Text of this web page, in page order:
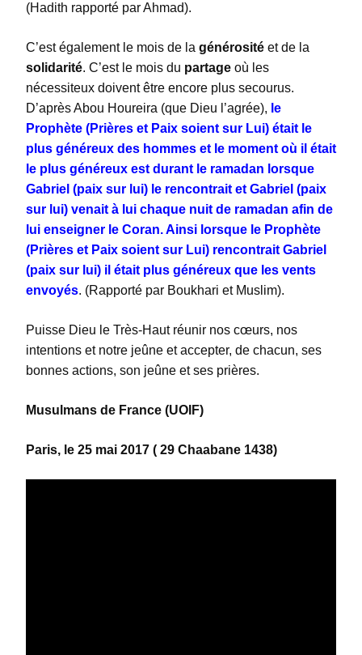
(Hadith rapporté par Ahmad).
C’est également le mois de la générosité et de la
solidarité. C’est le mois du partage où les
nécessiteux doivent être encore plus secourus.
D’après Abou Houreira (que Dieu l’agrée), le
Prophète (Prières et Paix soient sur Lui) était le
plus généreux des hommes et le moment où il était
le plus généreux est durant le ramadan lorsque
Gabriel (paix sur lui) le rencontrait et Gabriel (paix
sur lui) venait à lui chaque nuit de ramadan afin de
lui enseigner le Coran. Ainsi lorsque le Prophète
(Prières et Paix soient sur Lui) rencontrait Gabriel
(paix sur lui) il était plus généreux que les vents
envoyés. (Rapporté par Boukhari et Muslim).
Puisse Dieu le Très-Haut réunir nos cœurs, nos
intentions et notre jeûne et accepter, de chacun, ses
bonnes actions, son jeûne et ses prières.
Musulmans de France (UOIF)
Paris, le 25 mai 2017 ( 29 Chaabane 1438)